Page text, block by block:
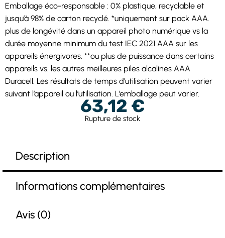
Emballage éco-responsable : 0% plastique, recyclable et
jusqu’à 98% de carton recyclé. *uniquement sur pack AAA.
plus de longévité dans un appareil photo numérique vs la
durée moyenne minimum du test IEC 2021 AAA sur les
appareils énergivores. **ou plus de puissance dans certains
appareils vs. les autres meilleures piles alcalines AAA
Duracell. Les résultats de temps d’utilisation peuvent varier
suivant l’appareil ou l’utilisation. L’emballage peut varier.
63,12 €
Rupture de stock
Description
Informations complémentaires
Avis (0)